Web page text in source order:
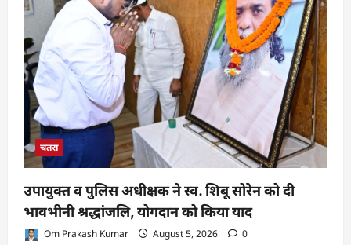
चतरा
उपायुक्त व पुलिस अधीक्षक ने स्व. शिबू सोरेन को दी
भावभीनी श्रद्धांजलि, योगदान को किया याद
Om Prakash Kumar August 5, 2026 0